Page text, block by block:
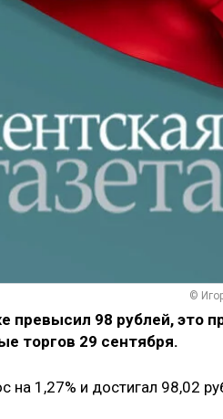
©
превысил 98 рублей, это
торгов 29 сентября.
1,27% и достигал 98,02